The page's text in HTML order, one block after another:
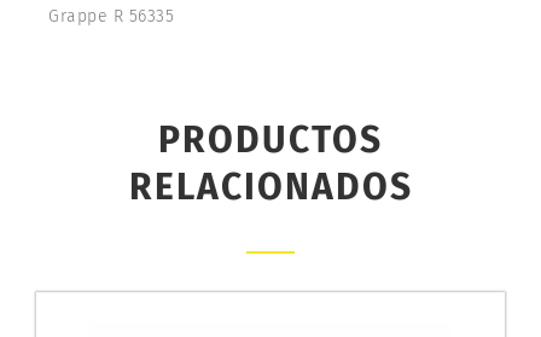
Grappe R 56335
PRODUCTOS
RELACIONADOS